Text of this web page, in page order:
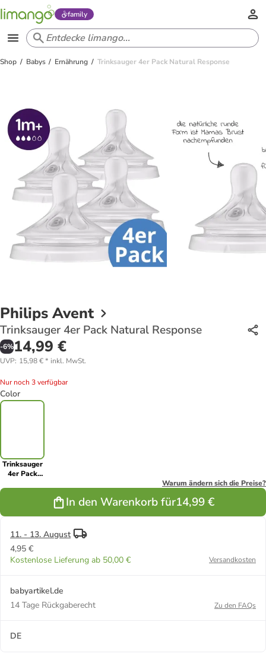
family
Shop Babys Ernährung Trinksauger 4er Pack Natural Response
Philips Avent
Trinksauger 4er Pack Natural Response
-6%14,99 €
UVP: 15,98 €* inkl. MwSt.
Nur noch 3 verfügbar
Color
Trinksauger
4er Pack
Warum ändern sich die Preise?
In den Warenkorb für14,99 €
11. - 13. August
4,95 €
Kostenlose Lieferung ab 50,00 €
Versandkosten
babyartikel.de
14 Tage Rückgaberecht
Zu den FAQs
DE